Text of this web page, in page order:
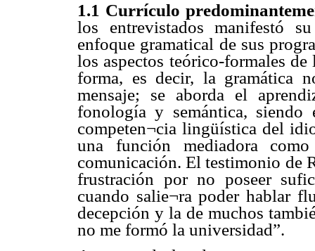
1.1 Currículo
los entrevistados manifestó
enfoque gramatical de sus
los aspectos teórico-formales
forma, es decir, la gramática
mensaje; se aborda el
fonología y semántica,
competen¬cia lingüística del
una función mediadora
comunicación. El testimonio de
frustración por no poseer
cuando salie¬ra poder hablar
decepción y la de muchos
no me formó la universidad”.